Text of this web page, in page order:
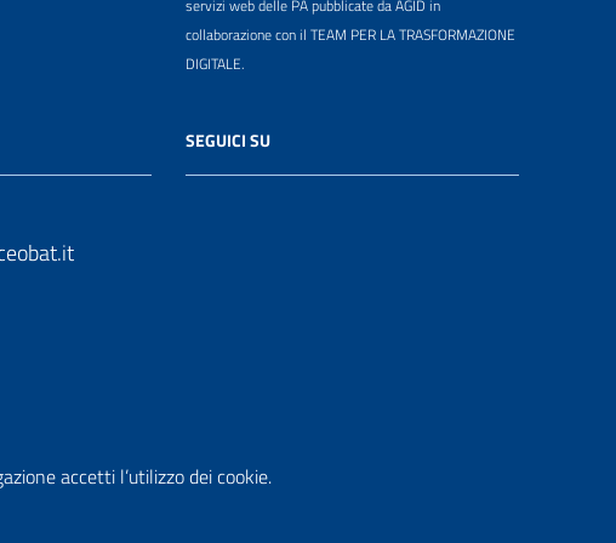
accetti l’utilizzo dei cookie.
servizi web delle PA pubblicate da AGID in
collaborazione con il TEAM PER LA TRASFORMAZIONE
DIGITALE.
SEGUICI SU